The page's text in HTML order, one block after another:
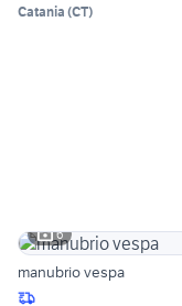
Catania (CT)
6
manubrio vespa